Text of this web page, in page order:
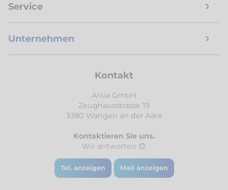
Service
Unternehmen
Kontakt
Ariva GmbH
Zeughausstrasse 19
3380 Wangen an der Aare
Kontaktieren Sie uns.
Wir antworten 😊
Tel. anzeigen Mail anzeigen